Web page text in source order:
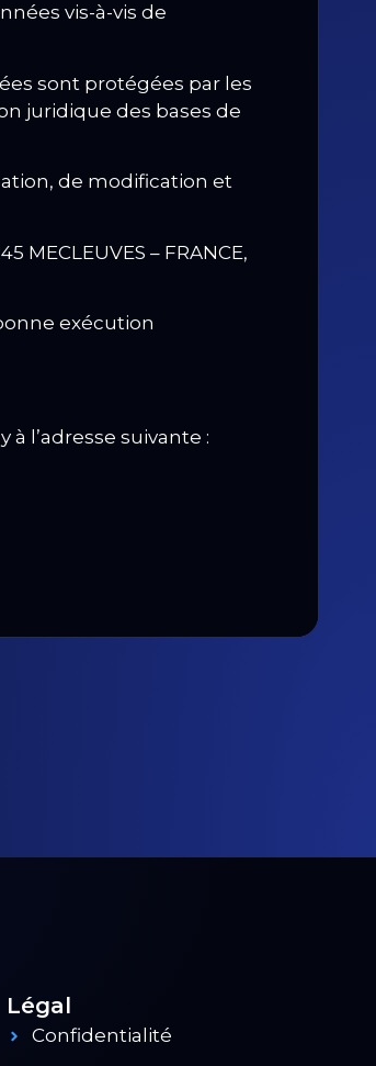
vis-à-vis de
sont protégées par les
juridique des bases de
de modification et
– FRANCE,
exécution
l’adresse suivante :
Légal
Confidentialité